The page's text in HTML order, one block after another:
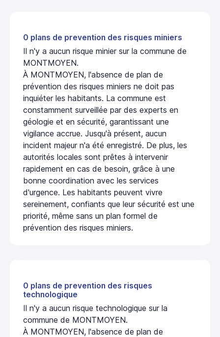
0 plans de prevention des risques miniers
Il n'y a aucun risque minier sur la commune de
MONTMOYEN.
À MONTMOYEN, l'absence de plan de
prévention des risques miniers ne doit pas
inquiéter les habitants. La commune est
constamment surveillée par des experts en
géologie et en sécurité, garantissant une
vigilance accrue. Jusqu'à présent, aucun
incident majeur n'a été enregistré. De plus, les
autorités locales sont prêtes à intervenir
rapidement en cas de besoin, grâce à une
bonne coordination avec les services
d'urgence. Les habitants peuvent vivre
sereinement, confiants que leur sécurité est une
priorité, même sans un plan formel de
prévention des risques miniers.
0 plans de prevention des risques
technologique
Il n'y a aucun risque technologique sur la
commune de MONTMOYEN.
À MONTMOYEN, l'absence de plan de